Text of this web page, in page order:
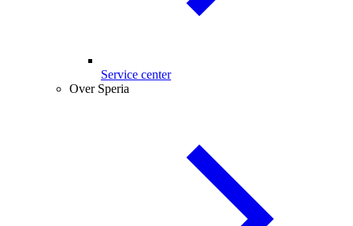
Service center
Over Speria